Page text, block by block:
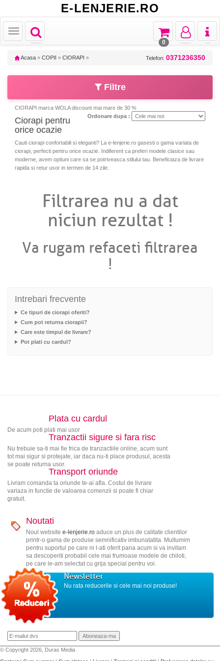
E-LENJERIE.RO
Toggle
navigation
Toggle
Toggle
navigation
Toggle
navigation
Toggle
navigation
0
Acasa » COPII » CIORAPI » Telefon: 0371236350
Filtre
CIORAPI marca WOLA discount mai mare de 30 %
Ordonare dupa :
Ciorapi pentru
orice ocazie
Cauti ciorapi confortabili si eleganti? La e-lenjerie.ro gasesti o gama variata de
ciorapi, perfecti pentru orice ocazie. Indiferent ca preferi modele clasice sau
moderne, avem optiuni care sa se potriveasca stilului tau. Beneficiaza de livrare
rapida si retur usor in termen de 14 zile.
Filtrarea nu a dat
niciun rezultat !
Va rugam refaceti filtrarea
!
Intrebari frecvente
Ce tipuri de ciorapi oferiti?
Cum pot returna ciorapii?
Care este timpul de livrare?
Pot plati cu cardul?
Plata cu cardul
De acum poti plati mai usor
Tranzactii sigure si fara risc
Nu trebuie sa-ti mai fie frica de tranzactiile online, acum sunt
tot mai sigur si protejate, iar daca nu-ti place produsul, acesta
se poate returna usor.
Transport oriunde
Livram comanda ta oriunde te-ai afla. Costul de livrare
variaza in functie de valoarea comenzii si poate fi chiar
gratuit.
Noutati
Noul website e-lenjerie.roaduce un plus de calitate clientilor
printr-o gama de produse semnificativ imbunatatita. Multumim
pentru suportul pe care ni l-ati oferit pana acum si va invitam
sa descoperiti probabil cele mai frumoase modele de chiloti,
pe care le-am selectat cu grija special pentru voi.
Newsletter
Nu rata reducerile si cele mai noi produse!
© Copyright 2026, Duras Media